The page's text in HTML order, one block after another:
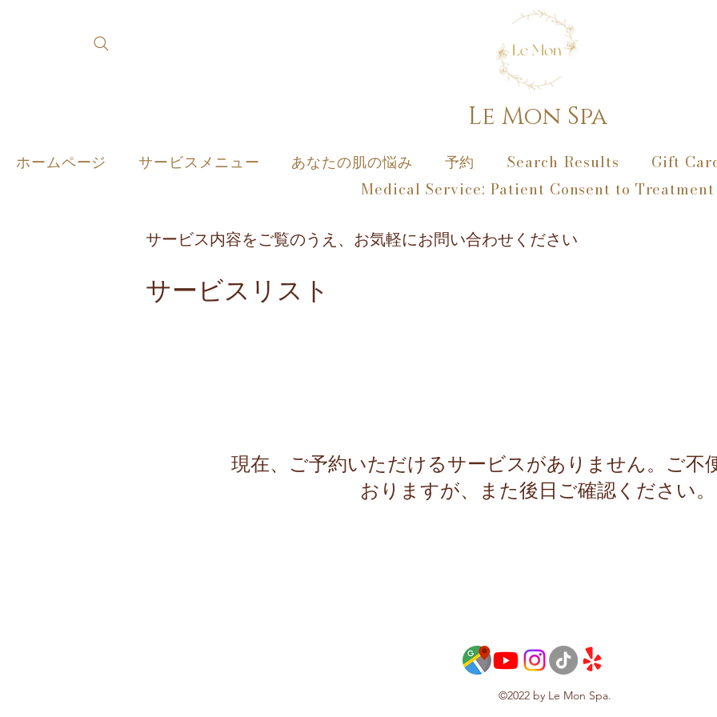
Le Mon Spa
ホームページ サービスメニュー あなたの肌の悩み 予約 Search Results Gift
Medical Service: Patient Consent to Treatment
サービス内容をご覧のうえ、お気軽にお問い合わせください
サービスリスト
現在、ご予約いただけるサービスがありません。ご不
おりますが、また後日ご確認ください。
©2022 by Le Mon Spa.